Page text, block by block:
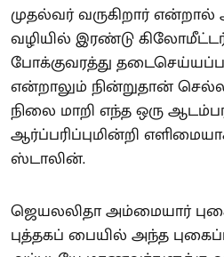
முதல்வர் வருகிறார்
வழியில் இரண்டு கிலோமீட்டர்
போக்குவரத்து
என்றாலும் நின்றுதான்
நிலை மாறி எந்த ஒரு
ஆர்ப்பரிப்புமின்றி
ஸ்டாலின்.
ஜெயலலிதா அம்மையார்
புத்தகப் பையில் அந்த